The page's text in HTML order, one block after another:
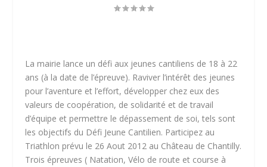
La mairie lance un défi aux jeunes cantiliens de 18 à 22
ans (à la date de l’épreuve). Raviver l’intérêt des jeunes
pour l’aventure et l’effort, développer chez eux des
valeurs de coopération, de solidarité et de travail
d’équipe et permettre le dépassement de soi, tels sont
les objectifs du Défi Jeune Cantilien. Participez au
Triathlon prévu le 26 Aout 2012 au Château de Chantilly.
Trois épreuves ( Natation, Vélo de route et course à